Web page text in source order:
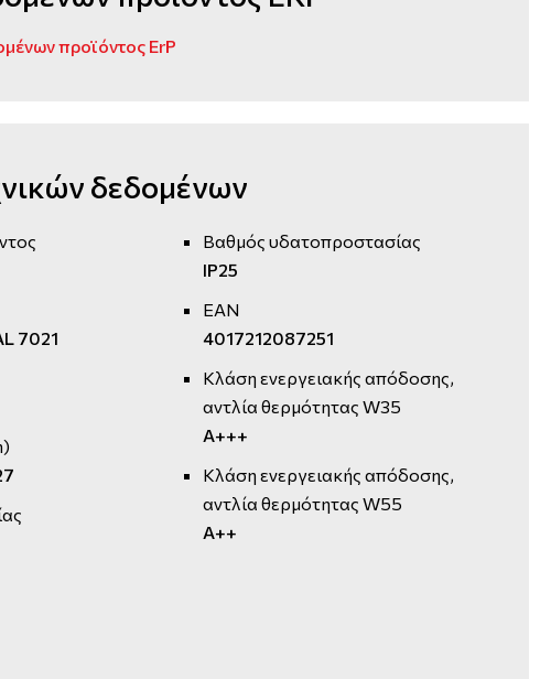
προϊόντος ErP
δεδομένων
7021
Βαθμός υδατοπροστασίας
IP25
EAN
4017212087251
Κλάση ενεργειακής απόδοσης,
αντλία θερμότητας W35
A+++
Κλάση ενεργειακής απόδοσης,
αντλία θερμότητας W55
A++